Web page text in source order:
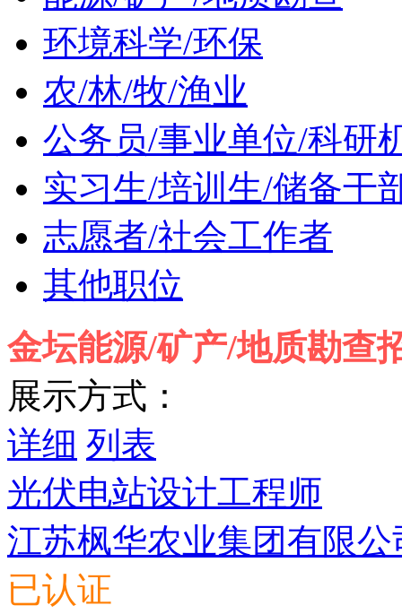
环境科学/环保
农/林/牧/渔业
公务员/事业单位/科研
实习生/培训生/储备干
志愿者/社会工作者
其他职位
金坛能源/矿产/地质勘查
展示方式：
详细 列表
光伏电站设计工程师
江苏枫华农业集团有限公
已认证